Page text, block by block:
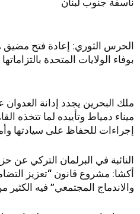
ناسفة جنوب لبنان
الحرس الثوري: إعادة فتح مضيق
بوفاء الولايات المتحدة بالتزاماتها
ملك البحرين يجدد إدانة
ميناء دمياط وتأييده لما تتخذه
إجراءات للحفاظ على سيادتها
النائبة في البرلمان التركي عن
أكشا: مشروع قانون “تعزيز
والاندماج المجتمعي” فيه الكثير